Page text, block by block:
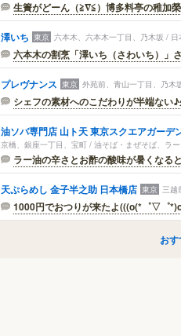
生簀がどーん（≧∇≦）博多料亭の稚加
澤いち 東京 六本木、六本木一丁目、乃木坂 /
六本木の割烹「澤いち（さわいち）」
プレヴナンス 東京 外苑前、青山一丁目、乃木
シェフの素材へのこだわりが半端ない
油ソバ専門店 山ト天 東京スクエアガーデ
京橋、銀座一丁目、宝町 / 油そば・まぜそば、ラ
ラー油の辛さとお酢の酸味が暑くなる
天ぷらめし 金子半之助 日本橋店 東京 三越
1000円でおつりが来たよ(((o(*゜▽゜
お